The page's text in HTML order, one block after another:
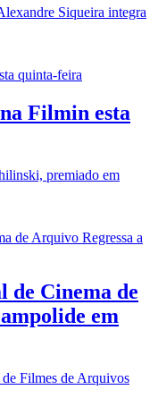
Siqueira integra
Filmin esta
premiado em
de Cinema de
em
Filmes de Arquivos